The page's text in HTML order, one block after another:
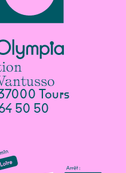
Tours
50 50